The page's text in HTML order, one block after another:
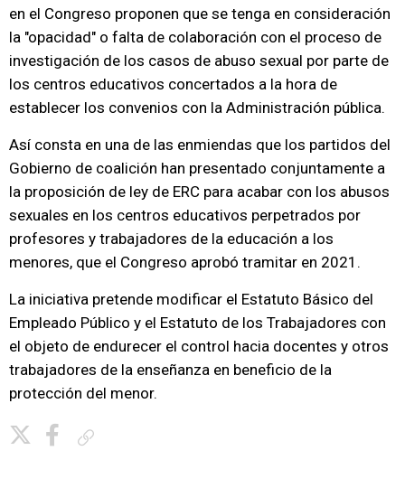
en el Congreso proponen que se tenga en consideración
la "opacidad" o falta de colaboración con el proceso de
investigación de los casos de abuso sexual por parte de
los centros educativos concertados a la hora de
establecer los convenios con la Administración pública.
Así consta en una de las enmiendas que los partidos del
Gobierno de coalición han presentado conjuntamente a
la proposición de ley de ERC para acabar con los abusos
sexuales en los centros educativos perpetrados por
profesores y trabajadores de la educación a los
menores, que el Congreso aprobó tramitar en 2021.
La iniciativa pretende modificar el Estatuto Básico del
Empleado Público y el Estatuto de los Trabajadores con
el objeto de endurecer el control hacia docentes y otros
trabajadores de la enseñanza en beneficio de la
protección del menor.